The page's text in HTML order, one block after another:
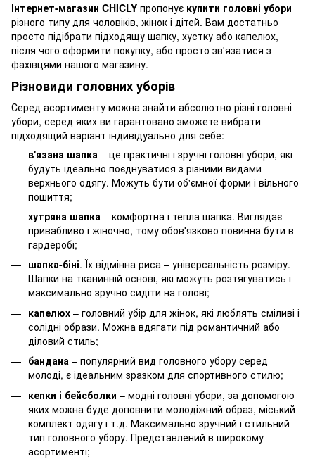
Інтернет-магазин CHICLY пропонує купити головні убори
різного типу для чоловіків, жінок і дітей. Вам достатньо
просто підібрати підходящу шапку, хустку або капелюх,
після чого оформити покупку, або просто зв'язатися з
фахівцями нашого магазину.
Різновиди головних уборів
Серед асортименту можна знайти абсолютно різні головні
убори, серед яких ви гарантовано зможете вибрати
підходящий варіант індивідуально для себе:
в'язана шапка – це практичні і зручні головні убори, які
будуть ідеально поєднуватися з різними видами
верхнього одягу. Можуть бути об'ємної форми і вільного
пошиття;
хутряна шапка – комфортна і тепла шапка. Виглядає
привабливо і жіночно, тому обов'язково повинна бути в
гардеробі;
шапка-біні. Їх відмінна риса – універсальність розміру.
Шапки на тканинній основі, які можуть розтягуватись і
максимально зручно сидіти на голові;
капелюх – головний убір для жінок, які люблять сміливі і
солідні образи. Можна вдягати під романтичний або
діловий стиль;
бандана – популярний вид головного убору серед
молоді, є ідеальним зразком для спортивного стилю;
кепки і бейсболки – модні головні убори, за допомогою
яких можна буде доповнити молодіжний образ, міський
комплект одягу і т.д. Максимально зручний і стильний
тип головного убору. Представлений в широкому
асортименті;